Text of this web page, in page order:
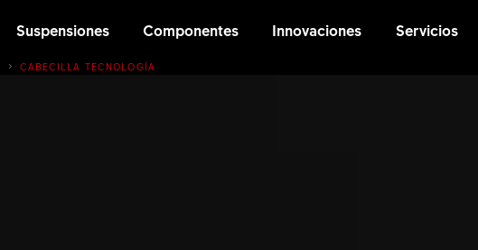
Suspensiones Componentes Innovaciones Servicios
CABECILLA TECNOLOGÍA